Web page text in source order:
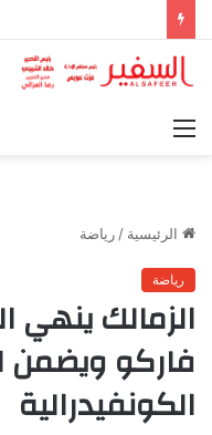
الرئيسية / رياضة
رياضة
الزمالك ينهي
فاركو
الكونفيدرالية